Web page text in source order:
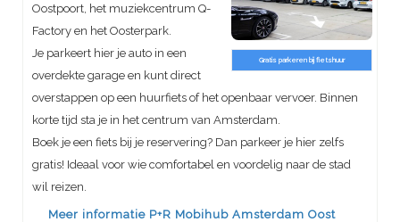
Gratis parkeren bij fietshuur
Oostpoort, het muziekcentrum Q-
Factory en het Oosterpark.
Je parkeert hier je auto in een
overdekte garage en kunt direct
overstappen op een huurfiets of het openbaar vervoer. Binnen
korte tijd sta je in het centrum van Amsterdam.
Boek je een fiets bij je reservering? Dan parkeer je hier zelfs
gratis! Ideaal voor wie comfortabel en voordelig naar de stad
wil reizen.
Meer informatie P+R Mobihub Amsterdam Oost